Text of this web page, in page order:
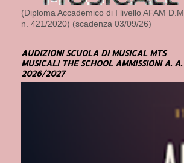
(Diploma Accademico di I livello AFAM D.M.
n. 421/2020) (scadenza 03/09/26)
AUDIZIONI SCUOLA DI MUSICAL MTS
MUSICAL! THE SCHOOL AMMISSIONI A. A.
2026/2027